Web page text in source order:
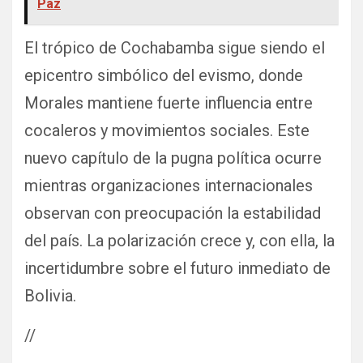
Paz
El trópico de Cochabamba sigue siendo el
epicentro simbólico del evismo, donde
Morales mantiene fuerte influencia entre
cocaleros y movimientos sociales. Este
nuevo capítulo de la pugna política ocurre
mientras organizaciones internacionales
observan con preocupación la estabilidad
del país. La polarización crece y, con ella, la
incertidumbre sobre el futuro inmediato de
Bolivia.
//